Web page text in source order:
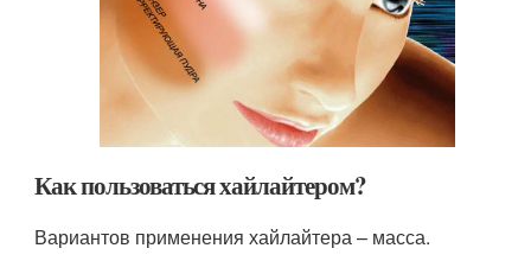
Как пользоваться хайлайтером?
Вариантов применения хайлайтера – масса.